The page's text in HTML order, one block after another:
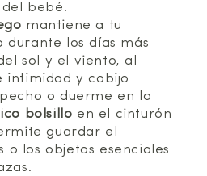
bebé.
mantiene a tu
durante los días más
sol y el viento, al
intimidad y cobijo
o duerme en la
bolsillo en el cinturón
guardar el
o los objetos esenciales